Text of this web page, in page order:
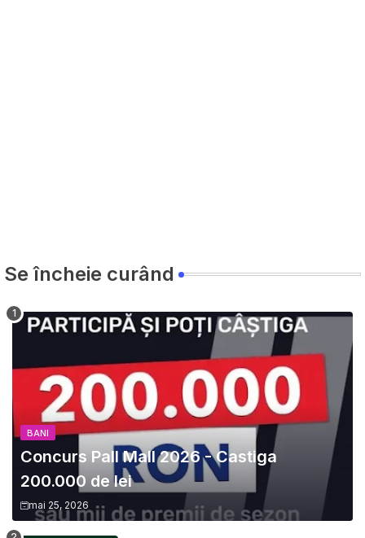
Se încheie curând
BANI
Concurs Pall Mall 2026 - Castiga
200.000 de lei
mai 25, 2026